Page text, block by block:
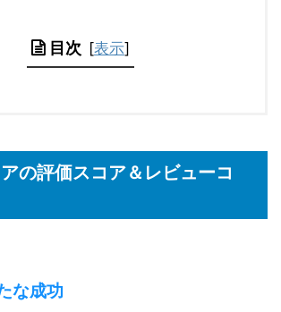
目次 [表示]
の評価スコア＆レビューコ
な成功